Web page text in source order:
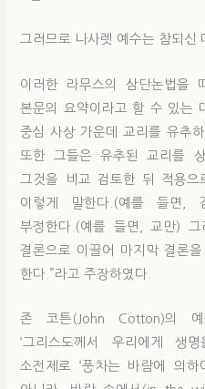
그러므로 나사렛 예수는 참되신
이러한 라무스의 삼단논법을
본문의 요약이라고 할 수 있는
중심 사상 가운데 교리를 유추
또한 그들은 유추된 교리를
그것을 비교 검토한 뒤 적용으
이렇게 말한다.(예를 들면,
부정한다.(예를 들면, 교만) 그
결론으로 이끌어 마지막 결론을
한다.”라고 주장하였다.
존 코튼(John Cotton)의
‘그리스도께서 우리에게 생
소전제로 ‘풍차는 바람에 의